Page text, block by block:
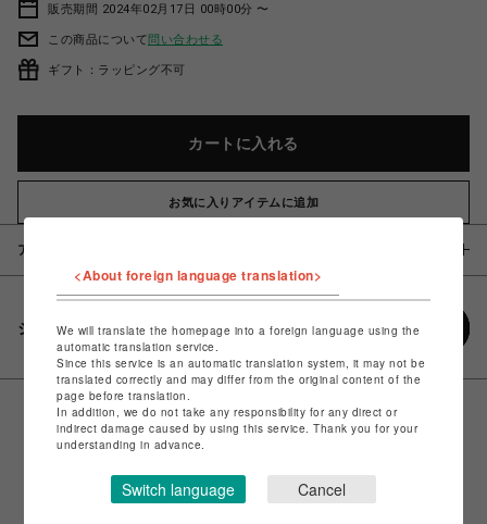
販売期間 2024年02月17日 00時00分 〜
この商品について問い合わせる
ギフト：ラッピング不可
カートに入れる
お気に入りアイテムに追加
アイテム説明 / 素材
シェアする
<About foreign language translation>
We will translate the homepage into a foreign language using the
automatic translation service.
Since this service is an automatic translation system, it may not be
translated correctly and may differ from the original content of the
page before translation.
In addition, we do not take any responsibility for any direct or
indirect damage caused by using this service. Thank you for your
understanding in advance.
Switch language Cancel